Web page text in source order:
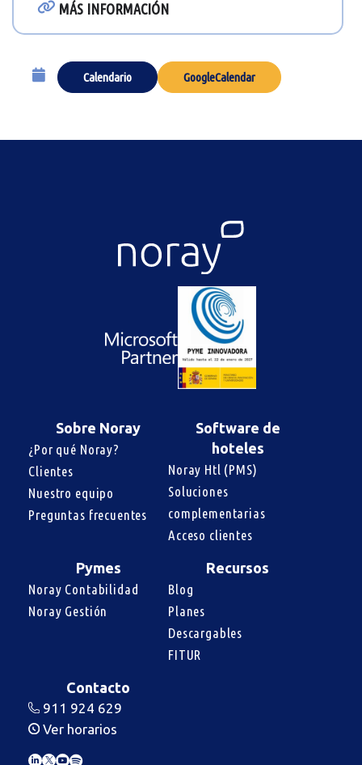
MÁS INFORMACIÓN
Calendario GoogleCalendar
Sobre Noray
¿Por qué Noray?
Clientes
Nuestro equipo
Preguntas frecuentes
Software de
hoteles
Noray Htl (PMS)
Soluciones
complementarias
Acceso clientes
Pymes
Noray Contabilidad
Noray Gestión
Recursos
Blog
Planes
Descargables
FITUR
Contacto
Ver horarios
911 924 629